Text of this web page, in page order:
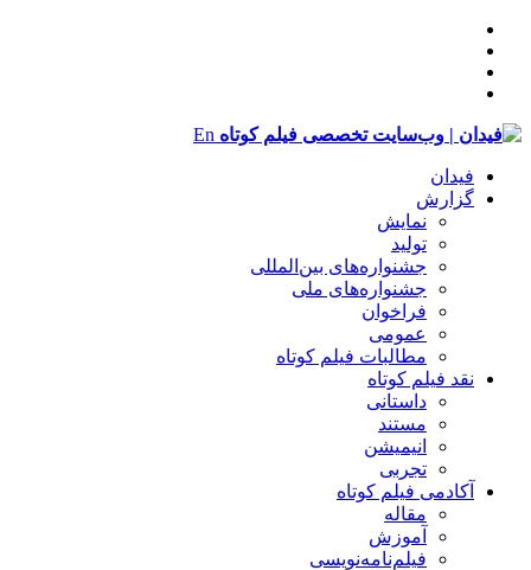
En
فیدان
گزارش
نمایش
تولید
‌‌جشنواره‌های بین‌المللی
جشنواره‌های ملی
فراخوان
عمومی
مطالبات فیلم کوتاه
نقد فیلم کوتاه
داستانی
مستند
انیمیشن
تجربی
آکادمی فیلم کوتاه
مقاله
آموزش
فیلم‌نامه‌نویسی